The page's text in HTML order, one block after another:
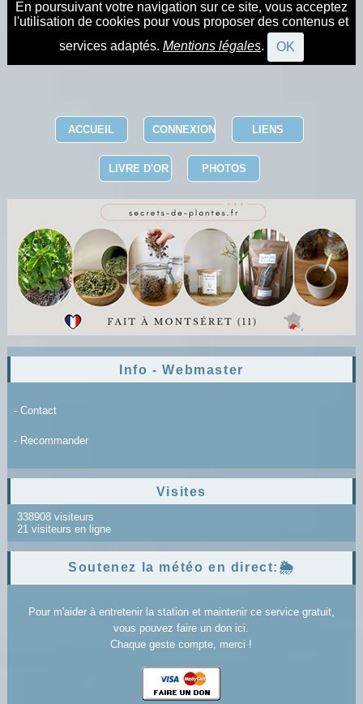
En poursuivant votre navigation sur ce site, vous acceptez
l'utilisation de cookies pour vous proposer des contenus et
services adaptés. Mentions légales. OK
ACCUEIL CONNEXION LIENS
LIVRE D'OR PHOTOS
Info - Webmaster
- Contact
- Recommander
Visites
338908 visiteurs
21 visiteurs en ligne
Soutenez la météo en direct:🌦️
Pour m'aider à entretenir la station et maintenir ce service gratuit,
vous pouvez faire un don ici.
Chaque geste compte, merci !